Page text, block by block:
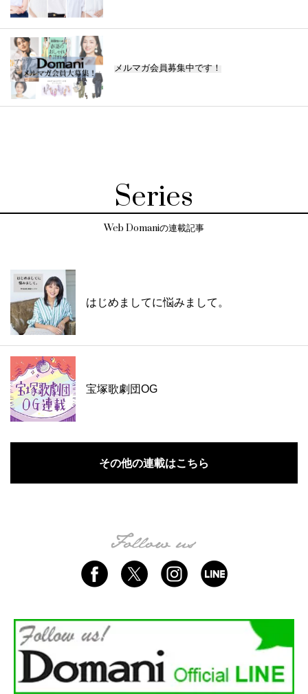
メルマガ会員募集中です！
Series
Web Domaniの連載記事
はじめましてに悩みまして。
宝塚歌劇団OG
その他の連載はこちら